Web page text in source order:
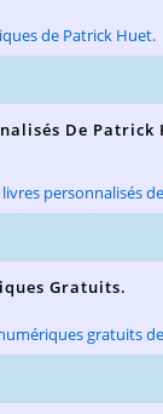
De Patrick
Gratuits.